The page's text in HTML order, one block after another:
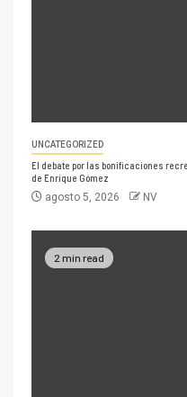
UNCATEGORIZED
El debate por las bonificaciones
de Enrique Gómez
agosto 5, 2026 NV
2 min read